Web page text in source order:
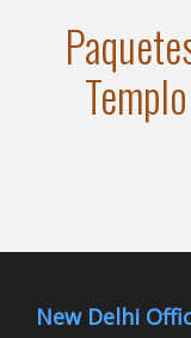
New Delhi